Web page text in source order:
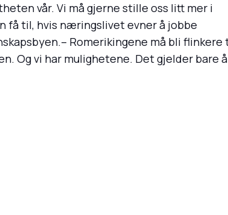
vår. Vi må gjerne stille oss litt mer i
få til, hvis næringslivet evner å jobbe
Romerikingene må bli flinkere
Og vi har mulighetene. Det gjelder bare å